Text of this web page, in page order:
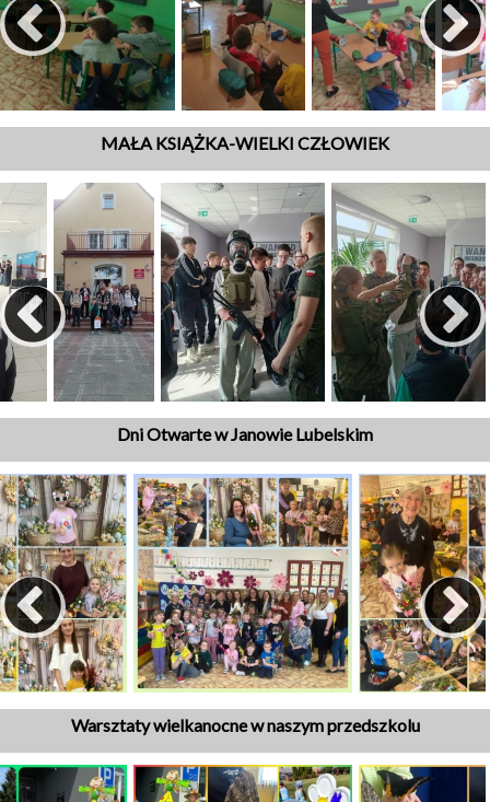
MAŁA KSIĄŻKA-WIELKI CZŁOWIEK
Dni Otwarte w Janowie Lubelskim
Warsztaty wielkanocne w naszym przedszkolu